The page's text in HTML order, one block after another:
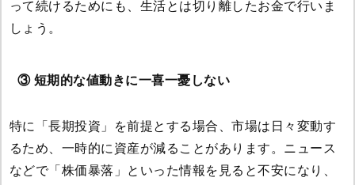
って続けるためにも、生活とは切り離したお金で行いま
しょう。
③ 短期的な値動きに一喜一憂しない
特に「長期投資」を前提とする場合、市場は日々変動す
るため、一時的に資産が減ることがあります。ニュース
などで「株価暴落」といった情報を見ると不安になり、